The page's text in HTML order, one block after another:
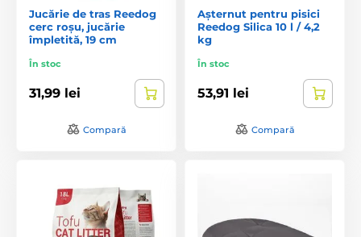
Jucărie de tras Reedog
cerc roșu, jucărie
împletită, 19 cm
În stoc
31,99 lei
Compară
Așternut pentru pisici
Reedog Silica 10 l / 4,2
kg
În stoc
53,91 lei
Compară